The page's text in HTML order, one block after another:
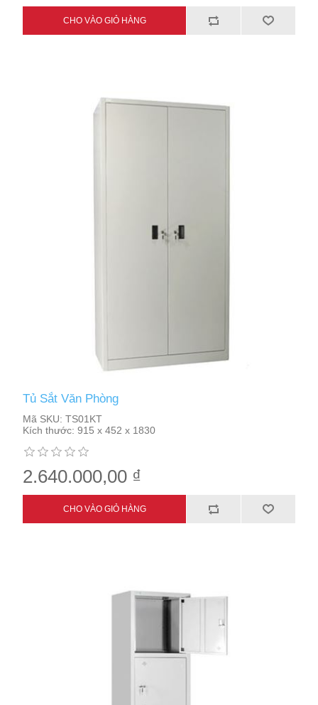
Tủ Sắt Văn Phòng
Mã SKU: TS01KT
Kích thước: 915 x 452 x 1830
2.640.000,00 ₫